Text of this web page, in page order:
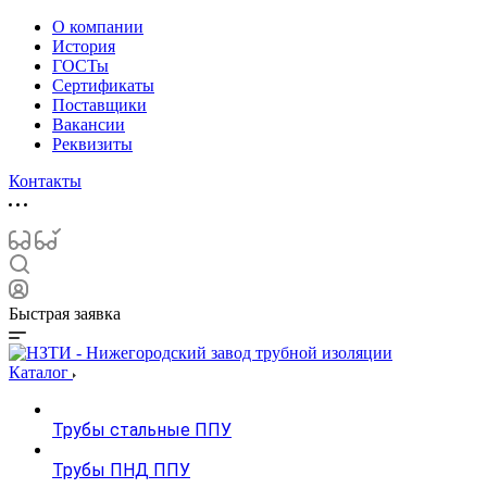
О компании
История
ГОСТы
Сертификаты
Поставщики
Вакансии
Реквизиты
Контакты
Быстрая заявка
Каталог
Трубы стальные ППУ
Трубы ПНД ППУ